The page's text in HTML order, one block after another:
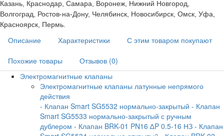
Казань, Краснодар, Самара, Воронеж, Нижний Новгород,
Волгоград, Ростов-на-Дону, Челябинск, Новосибирск, Омск, Уфа,
Красноярск, Пермь.
Описание Характеристики С этим товаром покупают
Похожие товары
Отзывов (0)
Электромагнитные клапаны
Электромагнитные клапаны латунные непрямого
действия
- Клапан Smart SG5532 нормально-закрытый - Клапан
Smart SG5533 нормально-закрытый с ручным
дублером - Клапан BRK-01 PN16 ∆P 0.5-16 НЗ - Клапан